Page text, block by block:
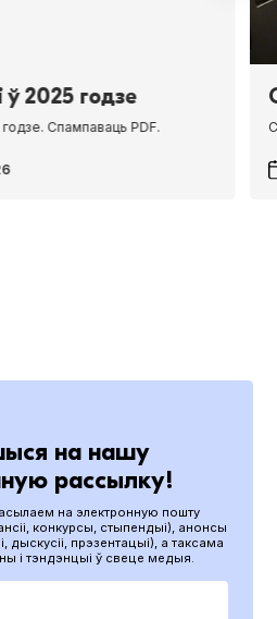
ў 2025 годзе
Спампаваць PDF.
на нашу
рассылку!
на электронную пошту
конкурсы, стыпендыі), анонсы
прэзентацыі), а таксама
і тэндэнцыі ў свеце медыя.